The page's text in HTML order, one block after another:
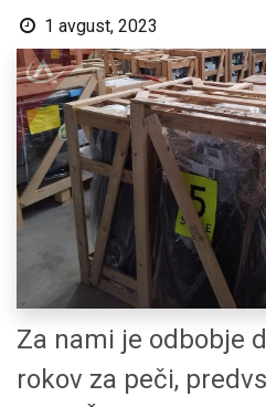
1 avgust, 2023
Za nami je odbobje
rokov za peči,